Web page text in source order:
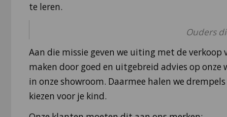
te leren.
Ouders
Aan die missie geven we uiting met de verkoop
maken door goed en uitgebreid advies op
in onze showroom. Daarmee halen we
kiezen voor je kind.